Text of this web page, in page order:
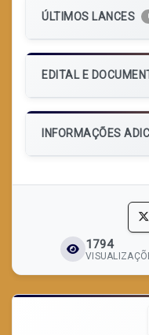
ÚLTIMOS LANCES
EDITAL E
INFORMAÇÕES
1794